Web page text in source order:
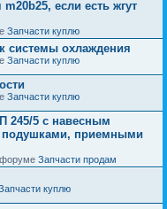
если есть жгут
Запчасти куплю
системы охлаждения
Запчасти куплю
Запчасти куплю
245/5 с навесным
подушками, приемными
форуме Запчасти продам
куплю